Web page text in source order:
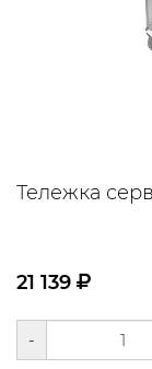
Тележка
21 139
-